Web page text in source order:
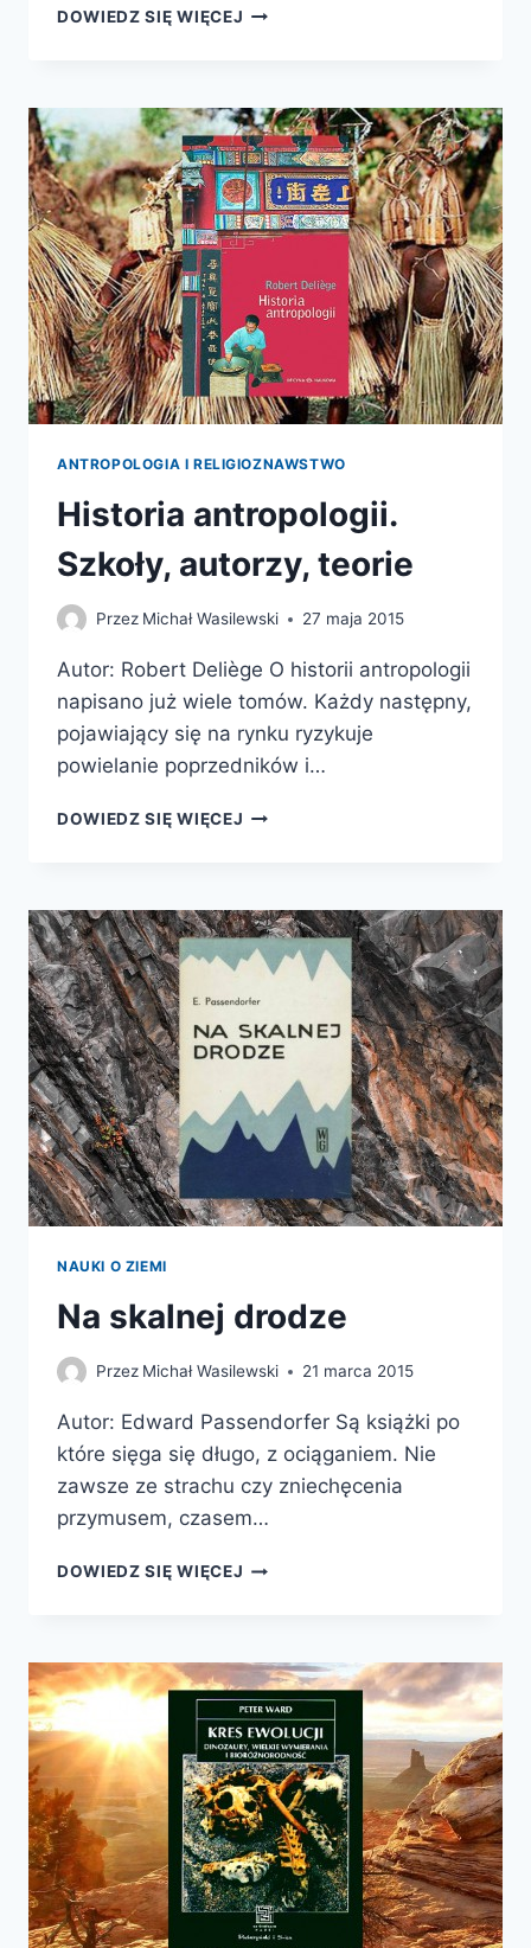
DOWIEDZ SIĘ WIĘCEJ MADAME,
POWROTEM!
SUBIEKTYWNY
PRZYCZYNEK
DO
DZIEJÓW
KOLEBKI
MEDYCYNY
ANTROPOLOGIA I RELIGIOZNAWSTWO
Historia antropologii.
Szkoły, autorzy, teorie
Przez Michał Wasilewski 27 maja 2015
Autor: Robert Deliège O historii antropologii
napisano już wiele tomów. Każdy następny,
pojawiający się na rynku ryzykuje
powielanie poprzedników i…
DOWIEDZ SIĘ WIĘCEJ HISTORIA
TEORIE
NAUKI O ZIEMI
Na skalnej drodze
Przez Michał Wasilewski 21 marca 2015
Autor: Edward Passendorfer Są książki po
które sięga się długo, z ociąganiem. Nie
zawsze ze strachu czy zniechęcenia
przymusem, czasem…
DOWIEDZ SIĘ WIĘCEJ NA